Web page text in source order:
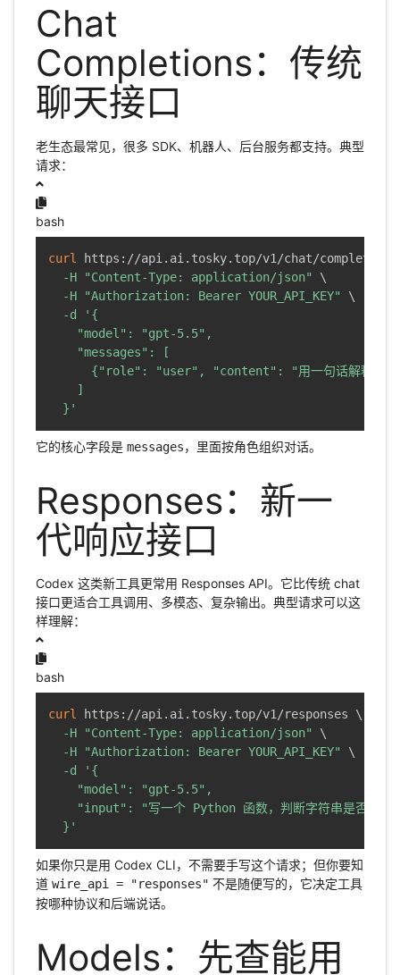
Chat
Completions：传统
聊天接口
老生态最常见，很多 SDK、机器人、后台服务都支持。典型
请求：
bash
curl
https://api.ai.tosky.top/v1/chat/
-H
"Content-Type: application/json"
\
-H
"Authorization: Bearer YOUR_API_KEY"
\
-d
'{
    "model": "gpt-5.5",
    "messages": [
{"role": "user", "content": "用一句话解释
    ]
  }'
它的核心字段是 messages，里面按角色组织对话。
Responses：新一
代响应接口
Codex 这类新工具更常用 Responses API。它比传统 chat
接口更适合工具调用、多模态、复杂输出。典型请求可以这
样理解：
bash
curl https://api.ai.tosky.top/v1/responses \
-H
"Content-Type: application/json"
\
-H
"Authorization: Bearer YOUR_API_KEY"
\
-d
'{
    "model": "gpt-5.5",
"input": "写一个 Python 函数，判断字符串是否为回
  }'
如果你只是用 Codex CLI，不需要手写这个请求；但你要知
道 wire_api = "responses" 不是随便写的，它决定工具
按哪种协议和后端说话。
Models：先查能用